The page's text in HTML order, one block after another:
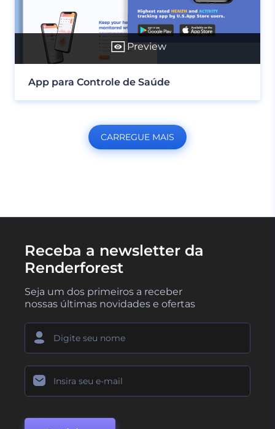
Preview
App para Controle de Saúde
CARREGUE MAIS
Receba a newsletter da
Renderforest
Seja um dos primeiros a receber
nossas últimas novidades e ofertas